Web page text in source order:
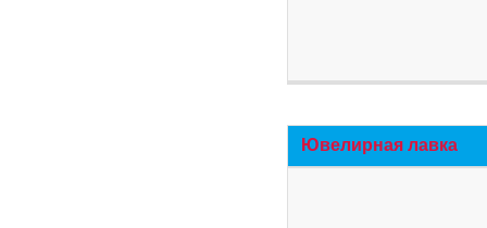
Ювелирная лавка